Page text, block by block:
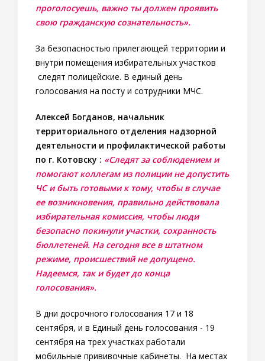
проголосуешь, важно ты должен проявить
свою гражданскую сознательность».
За безопасностью прилегающей территории и
внутри помещения избирательных участков
следят полицейские. В единый день
голосования на посту и сотрудники МЧС.
Алексей Богданов, начальник
территориального отделения надзорной
деятельности и профилактической работы
по г. Котовску : «Следят за соблюдением и
помогают коллегам из полиции не допустить
ЧС и быть готовыми к тому, чтобы в случае
ее возникновения, правильно действовала
избирательная комиссия, чтобы люди
безопасно покинули участки, сохранность
бюллетеней. На сегодня все в штатном
режиме, происшествий не допущено.
Надеемся, так и будет до конца
голосования».
В дни досрочного голосования 17 и 18
сентября, и в Единый день голосования - 19
сентября на трех участках работали
мобильные прививочные кабинеты. На местах